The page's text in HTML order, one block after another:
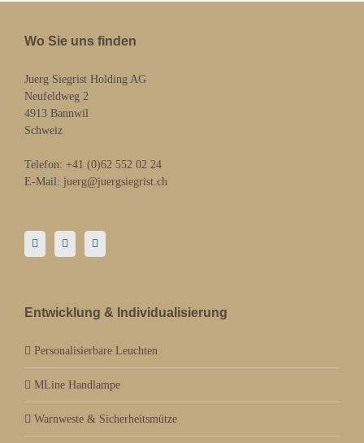
Wo Sie uns finden
Juerg Siegrist Holding AG
Neufeldweg 2
4913 Bannwil
Schweiz
Telefon: +41 (0)62 552 02 24
E-Mail: juerg@juergsiegrist.ch
Entwicklung & Individualisierung
Personalisierbare Leuchten
MLine Handlampe
Warnweste & Sicherheitsmütze